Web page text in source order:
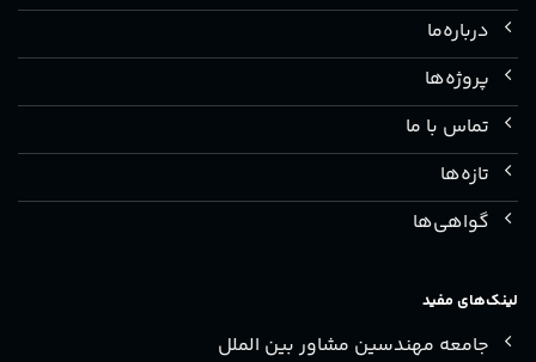
درباره‌ما
پروژه‌ها
تماس با ما
تازه‌ها
گواهی‌ها
لینک‌های مفید
جامعه مهندسین مشاور بین الملل